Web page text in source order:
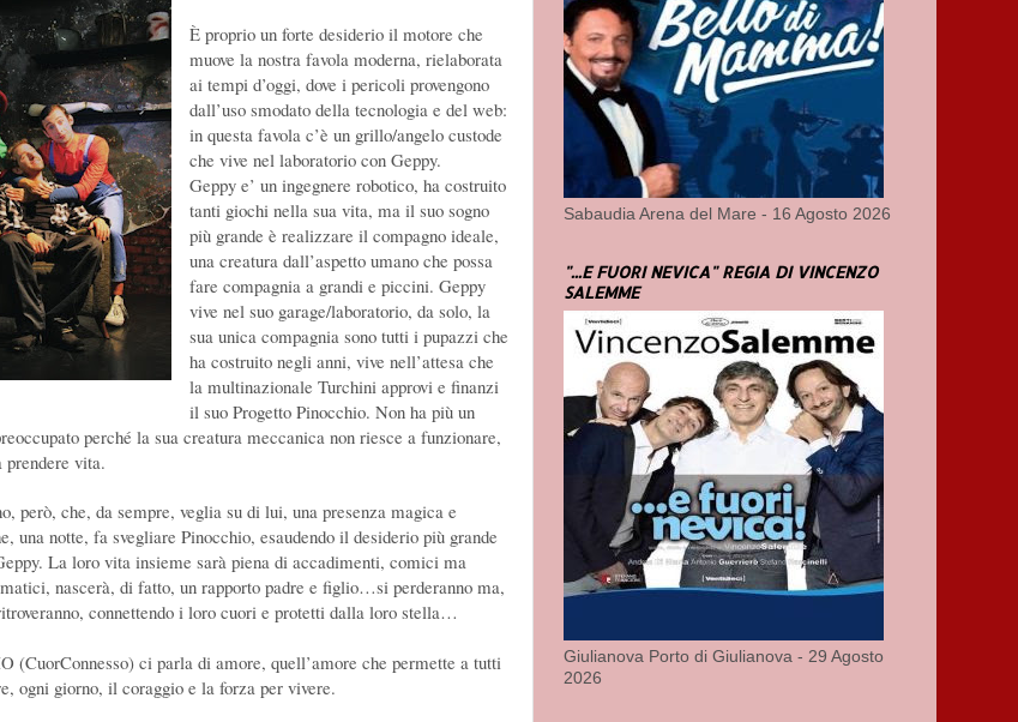
È proprio un forte desiderio il motore che
muove la nostra favola moderna, rielaborata
ai tempi d’oggi, dove i pericoli provengono
dall’uso smodato della tecnologia e del web:
in questa favola c’è un grillo/angelo custode
che vive nel laboratorio con Geppy.
Geppy e’ un ingegnere robotico, ha costruito
tanti giochi nella sua vita, ma il suo sogno
più grande è realizzare il compagno ideale,
una creatura dall’aspetto umano che possa
fare compagnia a grandi e piccini. Geppy
vive nel suo garage/laboratorio, da solo, la
sua unica compagnia sono tutti i pupazzi che
ha costruito negli anni, vive nell’attesa che
la multinazionale Turchini approvi e finanzi
il suo Progetto Pinocchio. Non ha più un
perché la sua creatura meccanica non riesce a funzionare,
prendere vita.
però, che, da sempre, veglia su di lui, una presenza magica e
una notte, fa svegliare Pinocchio, esaudendo il desiderio più grande
La loro vita insieme sarà piena di accadimenti, comici ma
nascerà, di fatto, un rapporto padre e figlio…si perderanno ma,
connettendo i loro cuori e protetti dalla loro stella…
(CuorConnesso) ci parla di amore, quell’amore che permette a tutti
ogni giorno, il coraggio e la forza per vivere.
Sabaudia Arena del Mare - 16 Agosto 2026
"...E FUORI NEVICA" REGIA DI VINCENZO
SALEMME
Giulianova Porto di Giulianova - 29 Agosto
2026